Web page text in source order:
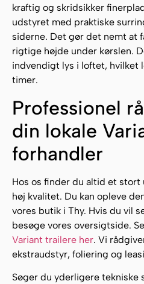
kraftig og skridsikker
udstyret med praktiske
siderne. Det gør det nemt at
rigtige højde under kørslen.
indvendigt lys i loftet, hvilket
timer.
Professionel
din lokale
forhandler
Hos os finder du altid et stort
høj kvalitet. Du kan opleve
vores butik i Thy. Hvis du vil
besøge vores oversigtside.
Variant trailere her. Vi
ekstraudstyr, foliering og
Søger du yderligere tekniske